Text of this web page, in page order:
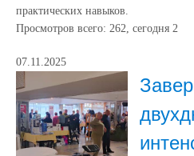
практических навыков.
Просмотров всего: 262, сегодня 2
07.11.2025